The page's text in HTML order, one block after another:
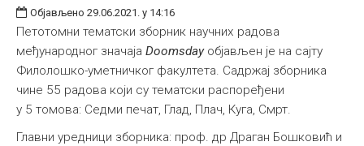
Објављено 29.06.2021. у 14:16
Петотомни тематски зборник научних радова
међународног значаја Doomsday објављен је на сајту
Филолошко-уметничког факултета. Садржај зборника
чине 55 радова који су тематски распоређени
у 5 томова: Седми печат, Глад, Плач, Куга, Смрт.
Главни уредници зборника: проф. др Драган Бошковић и